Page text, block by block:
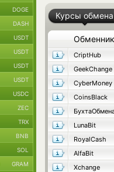
Курсы обмена
Обменник
CriptHub
GeekChange
CyberMoney
CoinsBlack
LunaBit
RoyalCash
AlfaBit
Xchange
DOGE
DASH
USDT
USDT
USDT
USDT
USDC
ZEC
TRX
BNB
SOL
GRAM